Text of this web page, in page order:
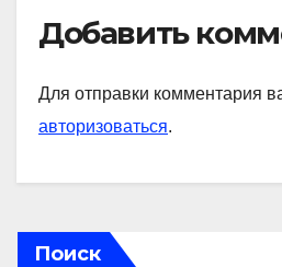
Добавить
Для отправки комментария
авторизоваться.
Поиск